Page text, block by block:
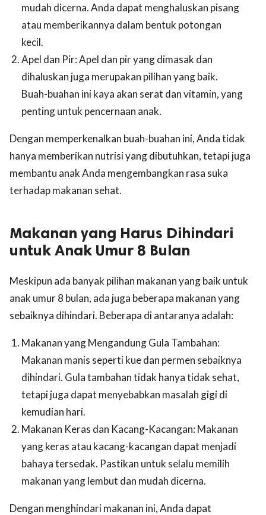
mudah dicerna. Anda dapat menghaluskan pisang
atau memberikannya dalam bentuk potongan
kecil.
Apel dan Pir: Apel dan pir yang dimasak dan
dihaluskan juga merupakan pilihan yang baik.
Buah-buahan ini kaya akan serat dan vitamin, yang
penting untuk pencernaan anak.
Dengan memperkenalkan buah-buahan ini, Anda tidak
hanya memberikan nutrisi yang dibutuhkan, tetapi juga
membantu anak Anda mengembangkan rasa suka
terhadap makanan sehat.
Makanan yang Harus Dihindari
untuk Anak Umur 8 Bulan
Meskipun ada banyak pilihan makanan yang baik untuk
anak umur 8 bulan, ada juga beberapa makanan yang
sebaiknya dihindari. Beberapa di antaranya adalah:
Makanan yang Mengandung Gula Tambahan:
Makanan manis seperti kue dan permen sebaiknya
dihindari. Gula tambahan tidak hanya tidak sehat,
tetapi juga dapat menyebabkan masalah gigi di
kemudian hari.
Makanan Keras dan Kacang-Kacangan: Makanan
yang keras atau kacang-kacangan dapat menjadi
bahaya tersedak. Pastikan untuk selalu memilih
makanan yang lembut dan mudah dicerna.
Dengan menghindari makanan ini, Anda dapat